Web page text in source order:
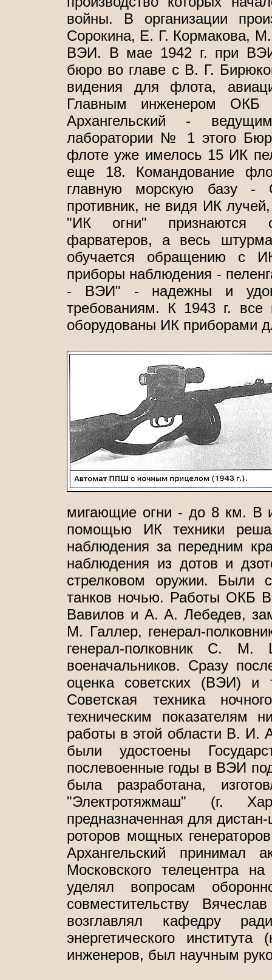
войны. В организации
Сорокина, Е. Г. Кормакова,
ВЭИ. В мае 1942 г. при ВЭИ
бюро во главе с В. Г.
видения для флота,
Главным инженером
Архангельский -
лаборатории № 1 этого
флоте уже имелось 15 ИК
еще 18. Командование
главную морскую базу -
противник, не видя ИК
"ИК огни" признаются
фарватеров, а весь
обучается обращению с
приборы наблюдения -
- ВЭИ" - надежны и
требованиям. К 1943 г. все
оборудованы ИК приборами
мигающие огни - до 8 км. В
помощью ИК техники
наблюдения за передним
наблюдения из дотов и
стрелковом оружии. Были
танков ночью. Работы ОКБ
Вавилов и А. А. Лебедев,
М. Галлер, генерал-
генерал-полковник С.
военачальников. Сразу
оценка советских (ВЭИ) и
Советская техника
техническим показателям
работы в этой области В. И.
были удостоены
послевоенные годы в ВЭИ
была разработана,
"Электротяжмаш" (г.
предназначенная для
роторов мощных
Архангельский принимал
Московского телецентра
уделял вопросам
совместительству
возглавлял кафедру
энергетического
инженеров, был научным